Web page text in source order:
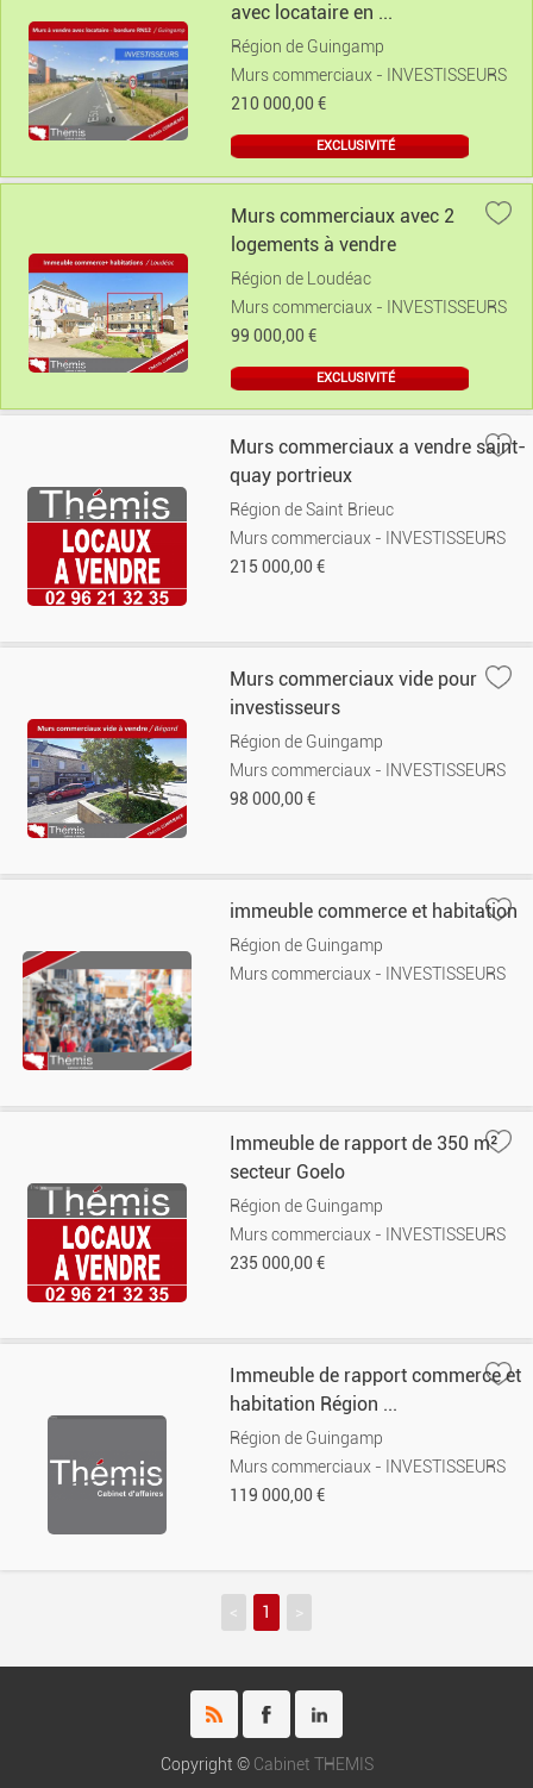
avec locataire en ...
Région de Guingamp
Murs commerciaux - INVESTISSEURS
210 000,00 €
EXCLUSIVITÉ
Murs commerciaux avec 2
logements à vendre
Région de Loudéac
Murs commerciaux - INVESTISSEURS
99 000,00 €
EXCLUSIVITÉ
Murs commerciaux a vendre saint-
quay portrieux
Région de Saint Brieuc
Murs commerciaux - INVESTISSEURS
215 000,00 €
Murs commerciaux vide pour
investisseurs
Région de Guingamp
Murs commerciaux - INVESTISSEURS
98 000,00 €
immeuble commerce et habitation
Région de Guingamp
Murs commerciaux - INVESTISSEURS
Immeuble de rapport de 350 m²
secteur Goelo
Région de Guingamp
Murs commerciaux - INVESTISSEURS
235 000,00 €
Immeuble de rapport commerce et
habitation Région ...
Région de Guingamp
Murs commerciaux - INVESTISSEURS
119 000,00 €
< 1 >
Copyright © Cabinet THEMIS